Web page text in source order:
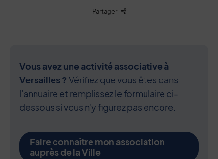
Partager Liste des liens de partage
Vous avez une activité associative à
Versailles ? Vérifiez que vous êtes dans
l'annuaire et remplissez le formulaire ci-
dessous si vous n'y figurez pas encore.
Faire connaître mon association
auprès de la Ville